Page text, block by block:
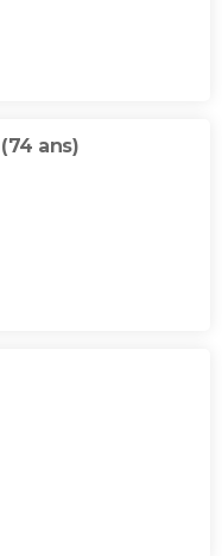
(74 ans)